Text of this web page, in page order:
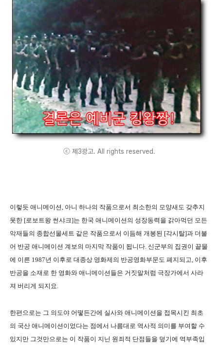
ⓒ 제3광고. All rights reserved.
이렇듯 애니메이션, 아니 하나의 작품으로서 최소한의 모양새도 갖추지
못한 [로보트왕 썬샤크]는 한국 애니메이션의 성장동력을 갉아먹던 모든
악재들의 종합선물세트 같은 작품으로서 이듬해 개봉된 [각시탈]과 더불
어 반공 애니메이션 계보의 마지막 작품이 됩니다. 신군부의 집권이 끝물
에 이른 1987년 이후로 대종상 영화제의 반공영화부문도 폐지되고, 이후
반공을 소재로 한 영화와 애니메이션들은 거짓말처럼 극장가에서 사라
져 버리게 되지요.
한편으로는 그 의도야 어떻든간에 실사와 애니메이션을 접목시킨 최초
의 국산 애니메이션이었다는 점에서 나름대로 역사적 의미를 부여할 수
있지만 그것만으로는 이 작품이 지닌 원죄적 단점들을 덮기에 역부족입